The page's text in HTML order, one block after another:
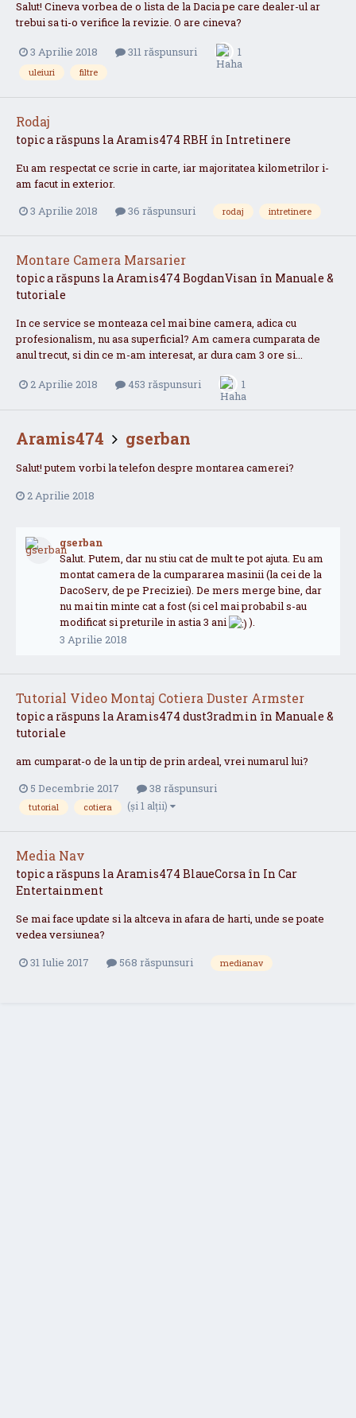
Salut! Cineva vorbea de o lista de la Dacia pe care dealer-ul ar
trebui sa ti-o verifice la revizie. O are cineva?
3 Aprilie 2018 311 răspunsuri 1
uleiuri filtre
Rodaj
topic a răspuns la Aramis474 RBH în Intretinere
Eu am respectat ce scrie in carte, iar majoritatea kilometrilor i-
am facut in exterior.
3 Aprilie 2018
36 răspunsuri rodaj intretinere
Montare Camera Marsarier
topic a răspuns laAramis474 BogdanVisan în Manuale &
tutoriale
In ce service se monteaza cel mai bine camera, adica cu
profesionalism, nu asa superficial? Am camera cumparata de
anul trecut, si din ce m-am interesat, ar dura cam 3 ore si...
2 Aprilie 2018 453 răspunsuri 1
Aramis474 gserban
Salut! putem vorbi la telefon despre montarea camerei?
2 Aprilie 2018
gserban
Salut. Putem, dar nu stiu cat de mult te pot ajuta. Eu am
montat camera de la cumpararea masinii (la cei de la
DacoServ, de pe Preciziei). De mers merge bine, dar
nu mai tin minte cat a fost (si cel mai probabil s-au
modificat si preturile in astia 3 ani
).
3 Aprilie 2018
Tutorial Video Montaj Cotiera Duster Armster
topic a răspuns laAramis474 dust3radmin în Manuale &
tutoriale
am cumparat-o de la un tip de prin ardeal, vrei numarul lui?
5 Decembrie 2017
38 răspunsuri
tutorial cotiera (și 1 alții)
Media Nav
topic a răspuns laAramis474 BlaueCorsa în In Car
Entertainment
Se mai face update si la altceva in afara de harti, unde se poate
vedea versiunea?
31 Iulie 2017
568 răspunsuri medianav